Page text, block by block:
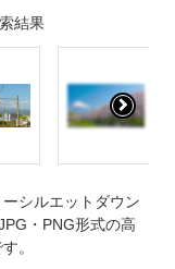
結果
シルエットダウン
・PNG形式の高
。